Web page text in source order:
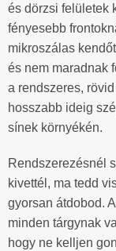
és dörzsi felületek
fényesebb
mikroszálas
és nem maradnak
a rendszeres,
hosszabb ideig
sínek környékén.
Rendszerezésnél
kivettél, ma tedd
gyorsan átdobod.
minden tárgynak
hogy ne kelljen